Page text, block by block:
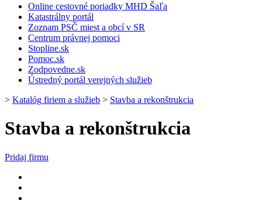
Online cestovné poriadky MHD Šaľa
Katastrálny portál
Zoznam PSČ miest a obcí v SR
Centrum právnej pomoci
Stopline.sk
Pomoc.sk
Zodpovedne.sk
Ústredný portál verejných služieb
> Katalóg firiem a služieb > Stavba a rekonštrukcia
Stavba a rekonštrukcia
Pridaj firmu